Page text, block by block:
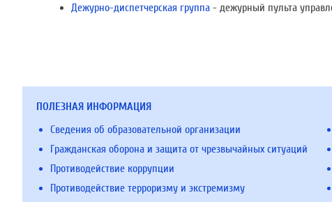
Дежурно-диспетчерская группа - дежурный пульта
ПОЛЕЗНАЯ ИНФОРМАЦИЯ
Сведения об образовательной организации
Гражданская оборона и защита от чрезвычайных ситуаций
Противодействие коррупции
Противодействие терроризму и экстремизму